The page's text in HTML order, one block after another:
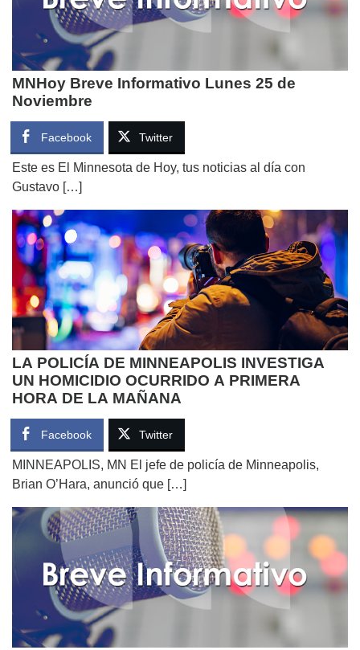
MNHoy Breve Informativo Lunes 25 de
Noviembre
Facebook Twitter
Este es El Minnesota de Hoy, tus noticias al día con
Gustavo […]
LA POLICÍA DE MINNEAPOLIS INVESTIGA
UN HOMICIDIO OCURRIDO A PRIMERA
HORA DE LA MAÑANA
Facebook Twitter
MINNEAPOLIS, MN El jefe de policía de Minneapolis,
Brian O’Hara, anunció que […]